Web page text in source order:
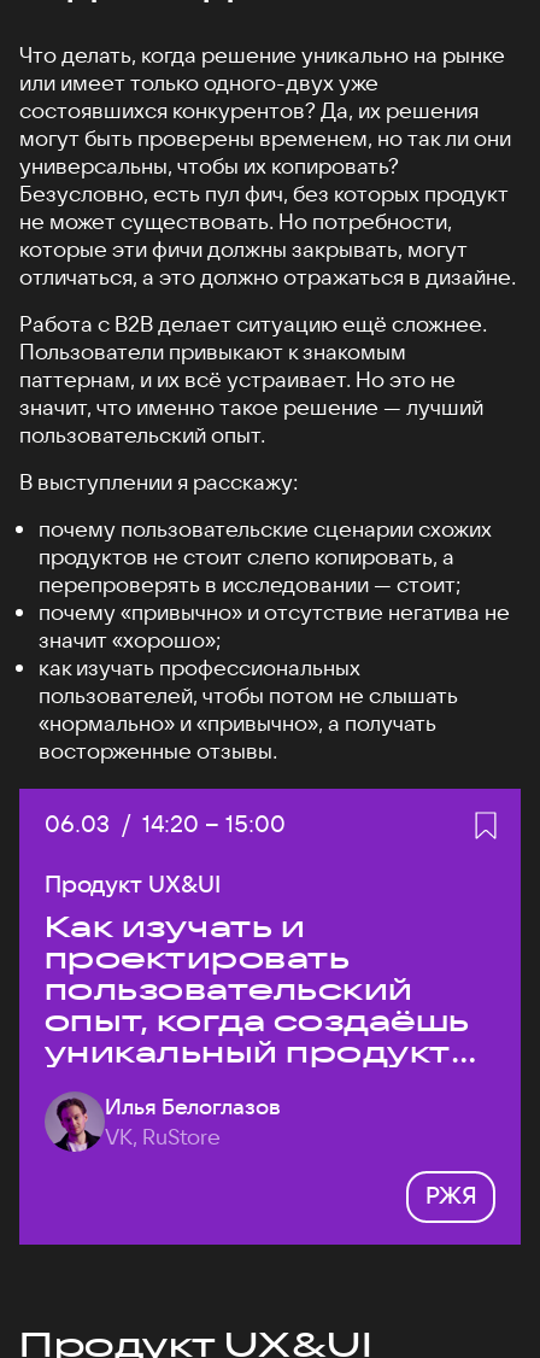
Что делать, когда решение уникально на рынке
или имеет только одного-двух уже
состоявшихся конкурентов? Да, их решения
могут быть проверены временем, но так ли они
универсальны, чтобы их копировать?
Безусловно, есть пул фич, без которых продукт
не может существовать. Но потребности,
которые эти фичи должны закрывать, могут
отличаться, а это должно отражаться в дизайне.
Работа с B2B делает ситуацию ещё сложнее.
Пользователи привыкают к знакомым
паттернам, и их всё устраивает. Но это не
значит, что именно такое решение — лучший
пользовательский опыт.
В выступлении я расскажу:
почему пользовательские сценарии схожих
продуктов не стоит слепо копировать, а
перепроверять в исследовании — стоит;
почему «привычно» и отсутствие негатива не
значит «хорошо»;
как изучать профессиональных
пользователей, чтобы потом не слышать
«нормально» и «привычно», а получать
восторженные отзывы.
Дата:
06.03 / Начало:
14:20 – Конец:
15:00
Продукт UX&UI
Как изучать и
проектировать
пользовательский
опыт, когда создаёшь
уникальный продукт
на рынке?
Илья Белоглазов
VK, RuStore
РЖЯ
Продукт UX&UI